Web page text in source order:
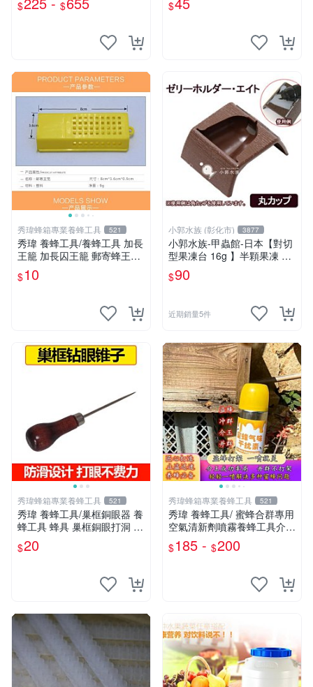
疊收蜂籠
$ $ $
秀瑋蜂箱專業養蜂工具 521
秀瑋 養蜂工具/養蜂工具 加長
王籠 加長囚王籠 郵寄蜂王專
用籠 加長塑料王籠
$10
小郭水族 (彰化市) 3877
小郭水族-甲蟲館-日本【對切
型果凍台 16g 】半顆果凍 甲
蟲 獨角仙 鍬形蟲 大兜蟲 食
皿 甲蟲專用
$90
近期銷量5件
秀瑋蜂箱專業養蜂工具 521
秀瑋 養蜂工具/巢框銅眼器 養
蜂工具 蜂具 巢框銅眼打洞 蜂
箱巢框穿絲銅眼 現貨 義蜂 錐
子
$20
秀瑋蜂箱專業養蜂工具 521
秀瑋 養蜂工具/ 蜜蜂合群專用
空氣清新劑噴霧養蜂工具介王
並群沖群盜蜂氣味幹擾素
$185 - $200